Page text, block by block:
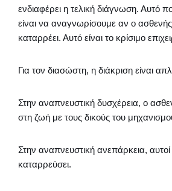
ενδιαφέρει η τελική διάγνωση. Αυτό
είναι να αναγνωρίσουμε αν ο
καταρρέει. Αυτό είναι το κρίσιμο
Για τον διασώστη, η διάκριση είναι
Στην αναπνευστική δυσχέρεια, ο
στη ζωή με τους δικούς του
Στην αναπνευστική ανεπάρκεια, αυτοί
καταρρεύσει.